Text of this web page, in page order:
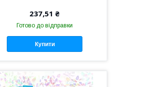
237,51 ₴
Готово до відправки
Купити